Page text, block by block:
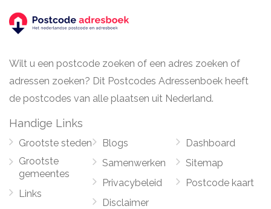
Wilt u een postcode zoeken of een adres zoeken of
adressen zoeken? Dit Postcodes Adressenboek heeft
de postcodes van alle plaatsen uit Nederland.
Handige Links
Grootste steden
Grootste
gemeentes
Links
Blogs
Samenwerken
Privacybeleid
Disclaimer
Dashboard
Sitemap
Postcode kaart